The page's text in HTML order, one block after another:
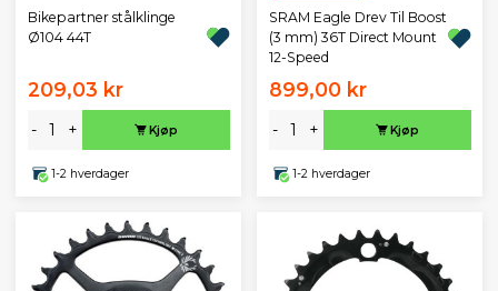
Bikepartner stålklinge
Ø104 44T
209,03 kr
- + Kjøp
1-2 hverdager
SRAM Eagle Drev Til Boost
(3 mm) 36T Direct Mount
12-Speed
899,00 kr
- + Kjøp
1-2 hverdager